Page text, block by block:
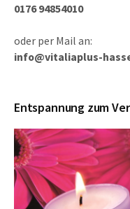
0176 94854010
oder per Mail an:
info@vitaliaplus-
Entspannung zum